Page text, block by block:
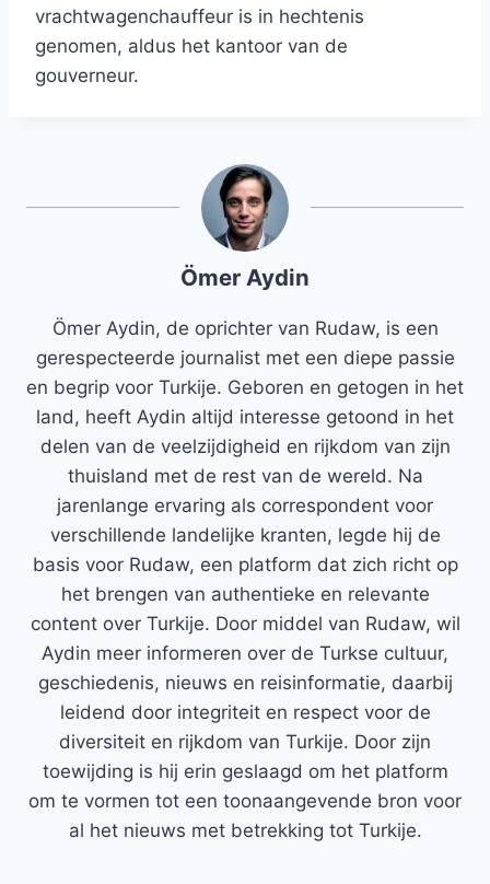
vrachtwagenchauffeur is in hechtenis
genomen, aldus het kantoor van de
gouverneur.
Ömer Aydin
Ömer Aydin, de oprichter van Rudaw, is een
gerespecteerde journalist met een diepe passie
en begrip voor Turkije. Geboren en getogen in het
land, heeft Aydin altijd interesse getoond in het
delen van de veelzijdigheid en rijkdom van zijn
thuisland met de rest van de wereld. Na
jarenlange ervaring als correspondent voor
verschillende landelijke kranten, legde hij de
basis voor Rudaw, een platform dat zich richt op
het brengen van authentieke en relevante
content over Turkije. Door middel van Rudaw, wil
Aydin meer informeren over de Turkse cultuur,
geschiedenis, nieuws en reisinformatie, daarbij
leidend door integriteit en respect voor de
diversiteit en rijkdom van Turkije. Door zijn
toewijding is hij erin geslaagd om het platform
om te vormen tot een toonaangevende bron voor
al het nieuws met betrekking tot Turkije.